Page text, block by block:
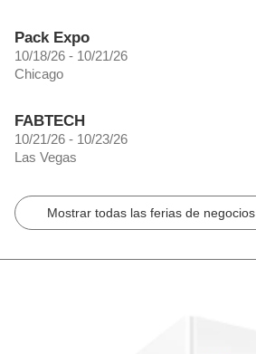
Pack Expo
10/18/26 - 10/21/26
Chicago
FABTECH
10/21/26 - 10/23/26
Las Vegas
Mostrar todas las ferias de negocios